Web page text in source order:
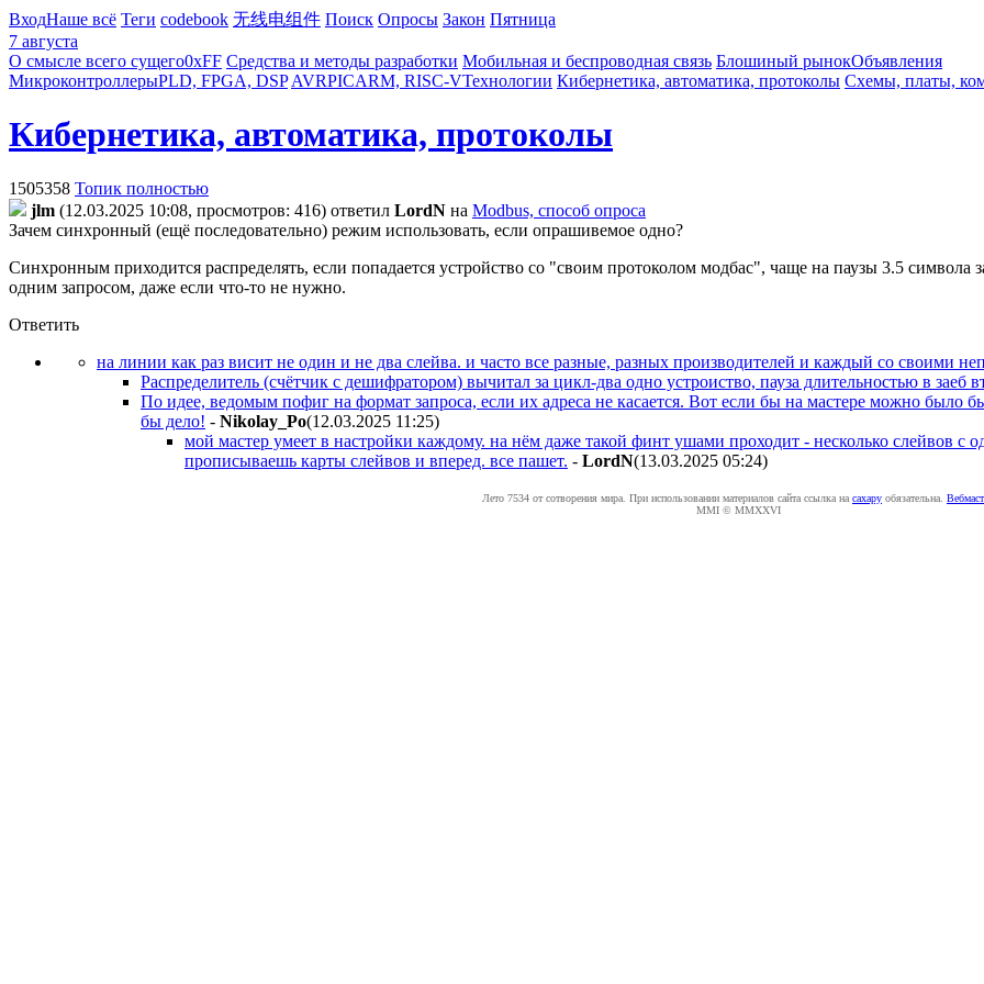
ВходНаше всё Теги codebook 无线电组件 Поиск Опросы Закон Пятница
7 августа
О смысле всего сущего0xFF Средства и методы разработки Мобильная и беспроводная связь Блошиный рынокОбъявления
МикроконтроллерыPLD, FPGA, DSP AVRPICARM, RISC-VТехнологии Кибернетика, автоматика, протоколы Схемы, платы,
Кибернетика, автоматика, протоколы
1505358 Топик полностью
jlm (12.03.2025 10:08, просмотров: 416) ответил LordN на Modbus, способ опроса
Зачем синхронный (ещё последовательно) режим использовать, если опрашивемое одно?
Синхронным приходится распределять, если попадается устройство со "своим протоколом модбас", чаще на паузы 3.5
одним запросом, даже если что-то не нужно.
Ответить
на линии как раз висит не один и не два слейва. и часто все разные, разных производителей и каждый со своими
Распределитель (счётчик с дешифратором) вычитал за цикл-два одно устроиство, пауза длительностью в заеб
По идее, ведомым пофиг на формат запроса, если их адреса не касается. Вот если бы на мастере можно было
бы дело! - Nikolay_Po(12.03.2025 11:25)
мой мастер умеет в настройки каждому. на нём даже такой финт ушами проходит - несколько слейвов с
прописываешь карты слейвов и вперед. все пашет. - LordN(13.03.2025 05:24)
Лето 7534 от сотворения мира. При использовании материалов сайта ссылка на caxapу обязательна.
MMI © MMXXVI